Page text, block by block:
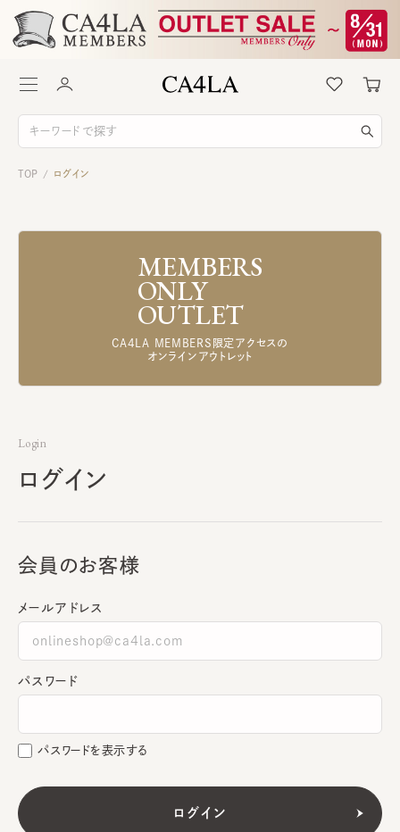
TOP / ログイン
MEMBERS
ONLY
OUTLET
CA4LA MEMBERS限定アクセスの
オンラインアウトレット
Login
ログイン
会員のお客様
メールアドレス
パスワード
パスワードを表示する